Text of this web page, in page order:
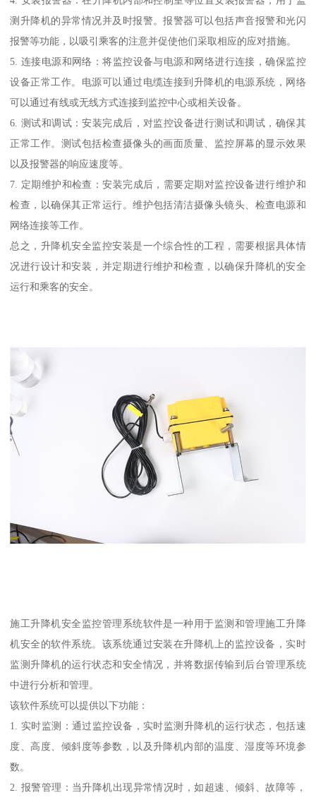
测升降机的异常情况并及时报警。报警器可以包括声音报警和光闪
报警等功能，以吸引乘客的注意并促使他们采取相应的应对措施。
5. 连接电源和网络：将监控设备与电源和网络进行连接，确保监控
设备正常工作。电源可以通过电缆连接到升降机的电源系统，网络
可以通过有线或无线方式连接到监控中心或相关设备。
6. 测试和调试：安装完成后，对监控设备进行测试和调试，确保其
正常工作。测试包括检查摄像头的画面质量、监控屏幕的显示效果
以及报警器的响应速度等。
7. 定期维护和检查：安装完成后，需要定期对监控设备进行维护和
检查，以确保其正常运行。维护包括清洁摄像头镜头、检查电源和
网络连接等工作。
总之，升降机安全监控安装是一个综合性的工程，需要根据具体情
况进行设计和安装，并定期进行维护和检查，以确保升降机的安全
运行和乘客的安全。
施工升降机安全监控管理系统软件是一种用于监测和管理施工升降
机安全的软件系统。该系统通过安装在升降机上的监控设备，实时
监测升降机的运行状态和安全情况，并将数据传输到后台管理系统
中进行分析和管理。
该软件系统可以提供以下功能：
1. 实时监测：通过监控设备，实时监测升降机的运行状态，包括速
度、高度、倾斜度等参数，以及升降机内部的温度、湿度等环境参
数。
2. 报警管理：当升降机出现异常情况时，如超速、倾斜、故障等，